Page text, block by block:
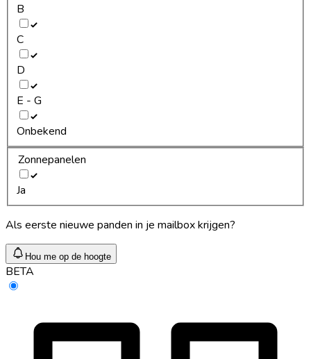
B
C
D
E - G
Onbekend
Zonnepanelen
Ja
Als eerste nieuwe panden in je mailbox krijgen?
Hou me op de hoogte
BETA